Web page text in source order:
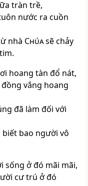
tràn trề,
nước ra cuồn
nhà Chúasẽ chảy
hoang tàn đổ nát,
vắng hoang
đã làm đối với
biết bao người vô
sống ở đó mãi mãi,
cư trú ở đó